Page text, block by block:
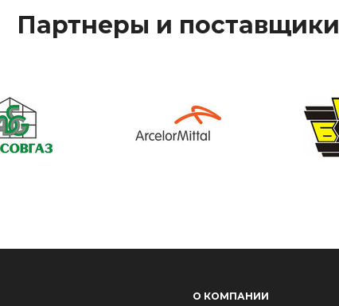
Партнеры и поставщики
О КОМПАНИИ